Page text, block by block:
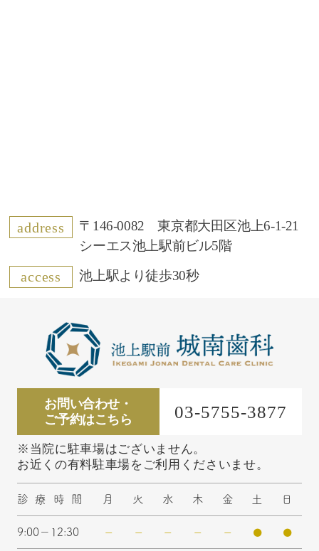
address
〒146-0082 東京都大田区池上6-1-21
シーエス池上駅前ビル5階
access 池上駅より徒歩30秒
お問い合わせ・
ご予約はこちら
03-5755-3877
※当院に駐車場はございません。
お近くの有料駐車場をご利用くださいませ。
診療時間 月 火 水 木 金 土 日
9:00－12:30 ー ー ー ー ー ● ●